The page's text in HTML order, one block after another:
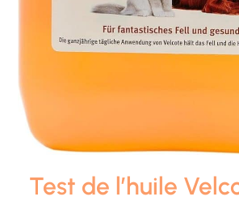
Test de l’huile